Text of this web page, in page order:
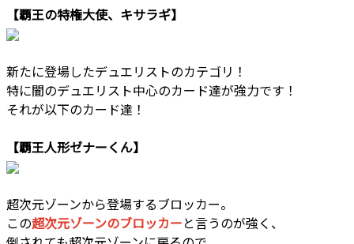
【覇王の特権大使、キサラギ】
新たに登場したデュエリストのカテゴリ！
特に闇のデュエリスト中心のカード達が強力です！
それが以下のカード達！
【覇王人形ゼナーくん】
超次元ゾーンから登場するブロッカー。
この超次元ゾーンのブロッカーと言うのが強く、